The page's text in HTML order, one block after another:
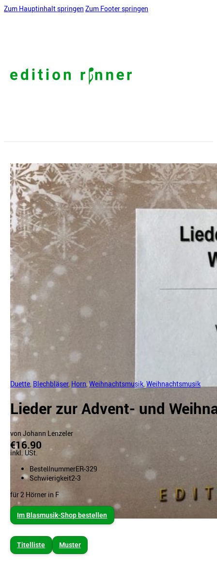
Zum Hauptinhalt springen Zum Footer springen
Duette, Blechbläser, Horn,Weihnachtsmusik ,Weihnachtsmusik
Lieder zur Advent- und
von Johann Lenzeler
€16.90
inkl. USt.
BestellnummerER-329
Schwierigkeit2-3
für 2 Hörner in F
Im Blasmusik-Shop bestellen
Titelliste Muster